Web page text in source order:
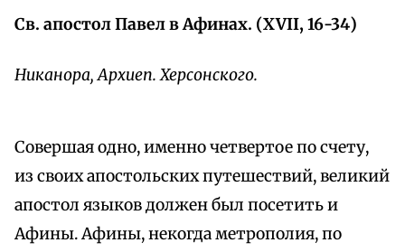
Св. апостол Павел в Афинах. (XVII, 16-34)
Никанора, Архиеп. Херсонского.
Совершая одно, именно четвертое по счету,
из своих апостольских путешествий, великий
апостол языков должен был посетить и
Афины. Афины, некогда метрополия, по